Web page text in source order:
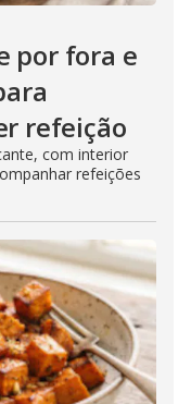
por fora e
refeição
com interior
refeições